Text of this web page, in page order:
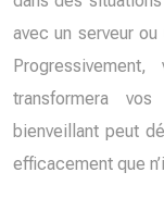
avec un serveur
transformera
bienveillant peut
efficacement que